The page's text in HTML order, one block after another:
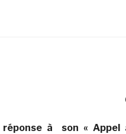
réponse à son «